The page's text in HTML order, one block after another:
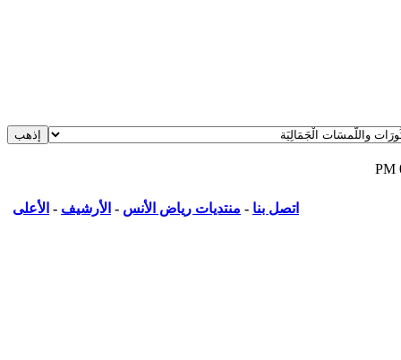
اتصل بنا - منتديات رياض الأنس - الأرشيف - الأعلى